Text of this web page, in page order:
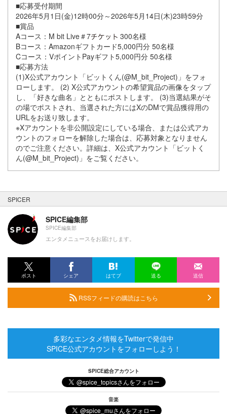
■応募受付期間
2026年5月1日(金)12時00分～2026年5月14日(木)23時59分
■賞品
Aコース：M bit Live＃7
300名様
Bコース：Amazonギフトカード5,000円分 50名様
Cコース：VポイントPayギフト5,000円分 50名様
■応募方法
(1)X公式アカウント「ビットくん(@M_bit_Project)」をフォ
ローします。 (2) X公式アカウントの希望賞品の画像をタップ
し、「好きな曲名」とともにポストします。 (3)当選結果がそ
の場でポストされ、当選された方にはXのDMで賞品獲得用の
URLをお送り致します。
※Xアカウントを非公開設定にしている場合、または公式アカ
ウントのフォローを解除した場合は、応募対象となりません
のでご注意ください。詳細は、X公式アカウント「ビットく
ん(@M_bit_Project)」をご覧ください。
SPICER
SPICE編集部
SPICE編集部
エンタメニュースをお届けします。
ポスト シェア はてブ 送る 送信
RSSフィードの購読はこちら
多彩なエンタメ情報をTwitterで発信中
SPICE公式アカウントをフォローしよう！
SPICE総合アカウント
音楽